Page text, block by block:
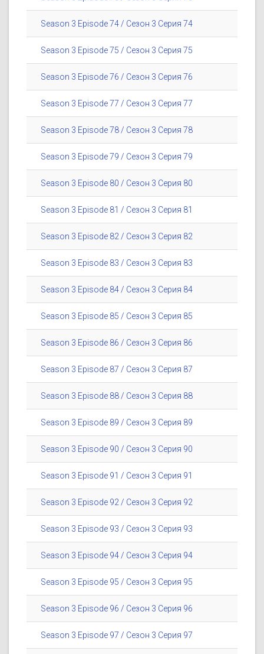
Season 3 Episode 74 / Сезон 3 Серия 74
Season 3 Episode 75 / Сезон 3 Серия 75
Season 3 Episode 76 / Сезон 3 Серия 76
Season 3 Episode 77 / Сезон 3 Серия 77
Season 3 Episode 78 / Сезон 3 Серия 78
Season 3 Episode 79 / Сезон 3 Серия 79
Season 3 Episode 80 / Сезон 3 Серия 80
Season 3 Episode 81 / Сезон 3 Серия 81
Season 3 Episode 82 / Сезон 3 Серия 82
Season 3 Episode 83 / Сезон 3 Серия 83
Season 3 Episode 84 / Сезон 3 Серия 84
Season 3 Episode 85 / Сезон 3 Серия 85
Season 3 Episode 86 / Сезон 3 Серия 86
Season 3 Episode 87 / Сезон 3 Серия 87
Season 3 Episode 88 / Сезон 3 Серия 88
Season 3 Episode 89 / Сезон 3 Серия 89
Season 3 Episode 90 / Сезон 3 Серия 90
Season 3 Episode 91 / Сезон 3 Серия 91
Season 3 Episode 92 / Сезон 3 Серия 92
Season 3 Episode 93 / Сезон 3 Серия 93
Season 3 Episode 94 / Сезон 3 Серия 94
Season 3 Episode 95 / Сезон 3 Серия 95
Season 3 Episode 96 / Сезон 3 Серия 96
Season 3 Episode 97 / Сезон 3 Серия 97